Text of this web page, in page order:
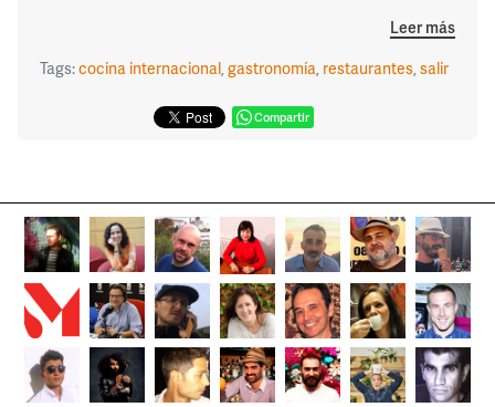
Leer más
Tags:cocina internacional,gastronomía, restaurantes,salir
Compartir